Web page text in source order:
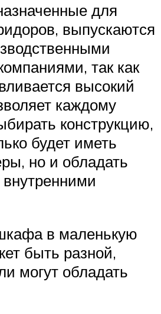
для
выпускаются
так как
высокий
каждому
конструкцию,
будет иметь
но и обладать
в маленькую
быть разной,
могут обладать